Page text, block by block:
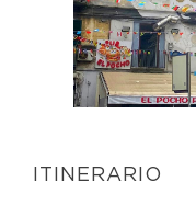
ITINERARIO